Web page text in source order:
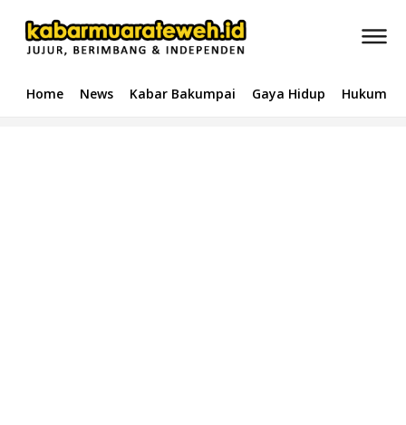
Home News Kabar Bakumpai Gaya Hidup Hukum &